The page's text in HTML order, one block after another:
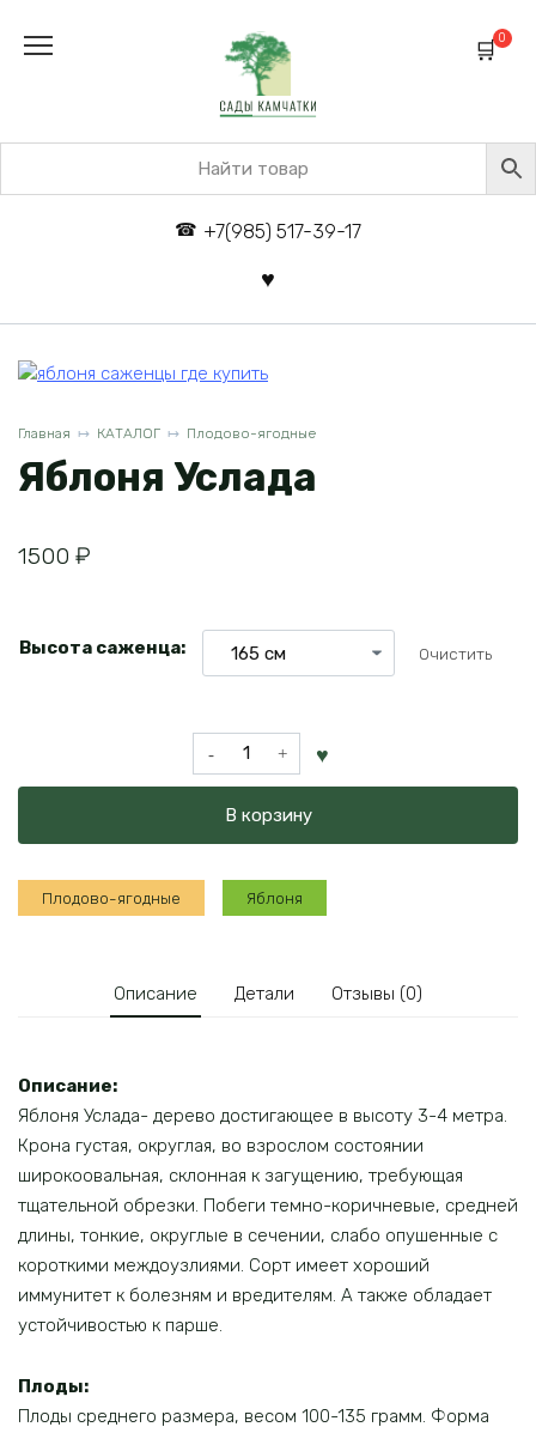
+7(985) 517-39-17
0
Главная КАТАЛОГ Плодово-ягодные
Яблоня Услада
1500 ₽
Высота саженца: Очистить
Количество
товара
УсладаВ корзину
Плодово-ягодные Яблоня
Описание Детали Отзывы (0)
Описание:
Яблоня Услада- дерево достигающее в высоту 3-4 метра.
Крона густая, округлая, во взрослом состоянии
широкоовальная, склонная к загущению, требующая
тщательной обрезки. Побеги темно-коричневые, средней
длины, тонкие, округлые в сечении, слабо опушенные с
короткими междоузлиями. Сорт имеет хороший
иммунитет к болезням и вредителям. А также обладает
устойчивостью к парше.
Плоды:
Плоды среднего размера, весом 100-135 грамм. Форма